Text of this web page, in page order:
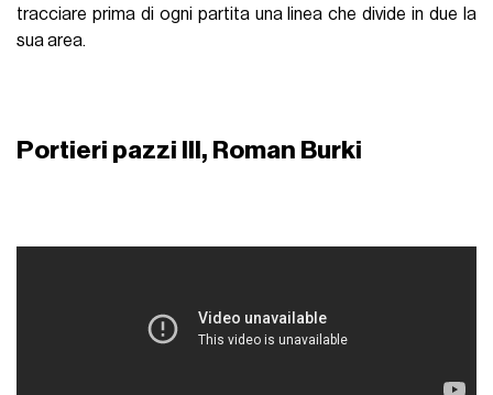
tracciare prima di ogni partita una linea che divide in due la
sua area.
Portieri pazzi III, Roman Burki